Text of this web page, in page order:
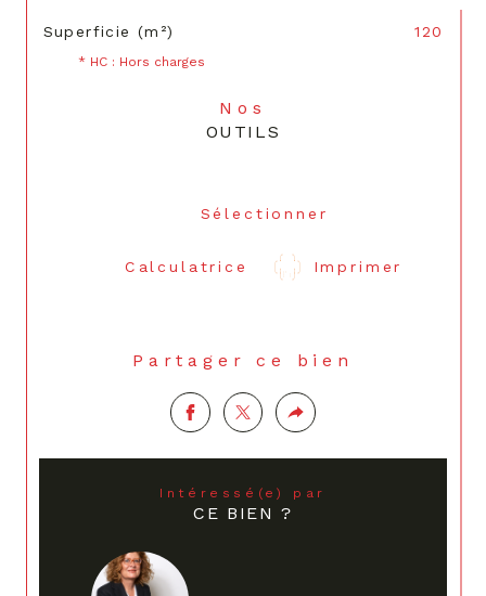
Superficie (m²) 120
* HC : Hors charges
Nos
OUTILS
Sélectionner
Calculatrice Imprimer
Partager ce bien
Intéressé(e) par
CE BIEN ?